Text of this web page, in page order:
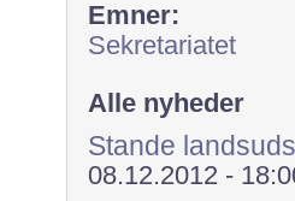
Emner:
Sekretariatet
Alle nyheder
Stande
08.12.2012 -